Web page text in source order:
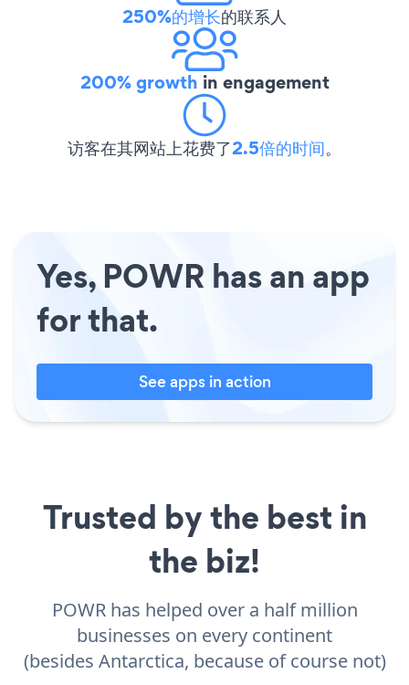
250%的增长的联系人
200% growth in engagement
访客在其网站上花费了2.5倍的时间。
Yes, POWR has an app
for that.
See apps in action
Trusted by the best in
the biz!
POWR has helped over a half million
businesses on every continent
(besides Antarctica, because of course not)